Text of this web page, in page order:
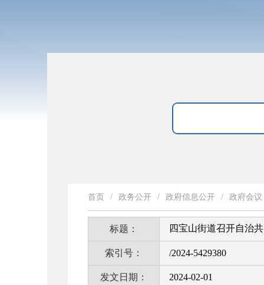
首页 / 政务公开 / 政府信息公开 / 政府会议
标题： 四宝山街道召开自治
索引号： /2024-5429380
发文日期： 2024-02-01